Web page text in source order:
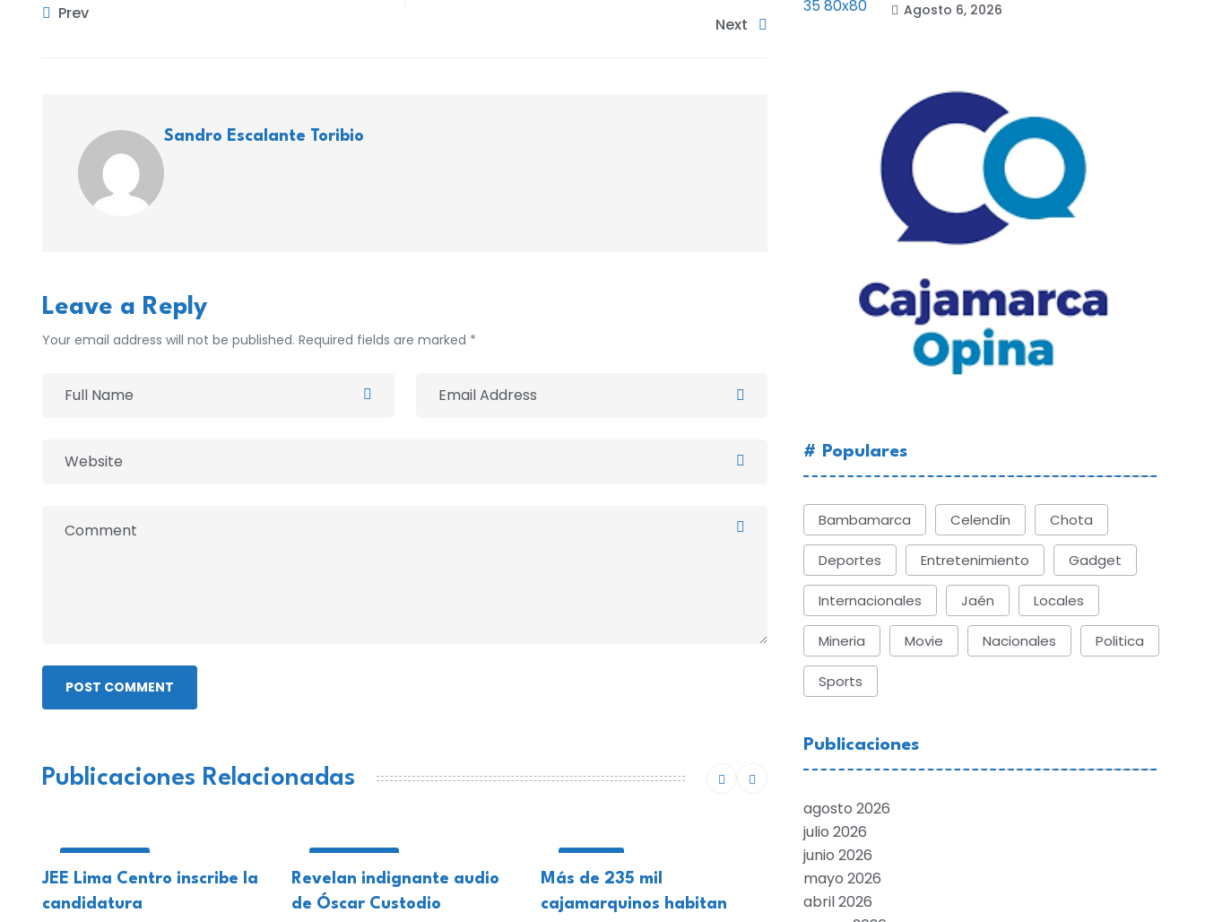
Prev
Next
Sandro Escalante Toribio
Leave a Reply
Your email address will not be published. Required fields are marked *
POST COMMENT
Publicaciones Relacionadas
JEE Lima Centro inscribe la
candidatura
Revelan indignante audio
de Óscar Custodio
Más de 235 mil
cajamarquinos habitan
Agosto 6, 2026
# Populares
Bambamarca Celendín Chota
Deportes Entretenimiento Gadget
Internacionales Jaén Locales
Mineria Movie Nacionales Politica
Sports
Publicaciones
agosto 2026
julio 2026
junio 2026
mayo 2026
abril 2026